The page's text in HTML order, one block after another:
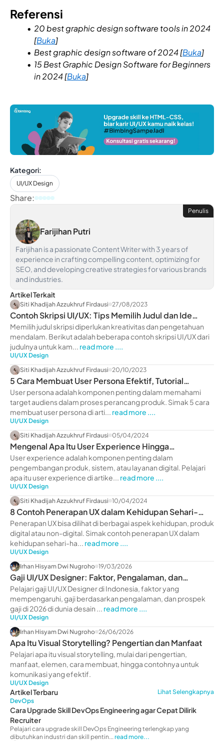
Referensi
20 best graphic design software tools in 2024
[Buka]
Best graphic design software of 2024 [Buka]
15 Best Graphic Design Software for Beginners
in 2024 [Buka]
Kategori:
UI/UX Design
Share:
Penulis
Farijihan Putri
Farijihan is a passionate Content Writer with 3 years of
experience in crafting compelling content, optimizing for
SEO, and developing creative strategies for various brands
and industries.
Artikel Terkait
Siti Khadijah Azzukhruf Firdausi 27/08/2023
Contoh Skripsi UI/UX: Tips Memilih Judul dan Ide
Menarik
Memilih judul skripsi diperlukan kreativitas dan pengetahuan
mendalam. Berikut adalah beberapa contoh skripsi UI/UX dari
judulnya untuk kam... read more ....
UI/UX Design
Siti Khadijah Azzukhruf Firdausi 20/10/2023
5 Cara Membuat User Persona Efektif, Tutorial
Terlengkap!
User persona adalah komponen penting dalam memahami
target audiens dalam proses perancang produk. Simak 5 cara
membuat user persona di arti... read more ....
UI/UX Design
Siti Khadijah Azzukhruf Firdausi 05/04/2024
Mengenal Apa Itu User Experience Hingga
Contohnya, Yuk Liat!
User experience adalah komponen penting dalam
pengembangan produk, sistem, atau layanan digital. Pelajari
apa itu user experience di artike... read more ....
UI/UX Design
Siti Khadijah Azzukhruf Firdausi 10/04/2024
8 Contoh Penerapan UX dalam Kehidupan Sehari-
Hari, Yuk Liat!
Penerapan UX bisa dilihat di berbagai aspek kehidupan, produk
digital atau non-digital. Simak contoh penerapan UX dalam
kehidupan sehari-ha... read more ....
UI/UX Design
Irhan Hisyam Dwi Nugroho 19/03/2026
Gaji UI/UX Designer: Faktor, Pengalaman, dan
Prospek 2026
Pelajari gaji UI/UX Designer di Indonesia, faktor yang
mempengaruhi, gaji berdasarkan pengalaman, dan prospek
gaji di 2026 di dunia desain ... read more ....
UI/UX Design
Irhan Hisyam Dwi Nugroho 26/06/2026
Apa Itu Visual Storytelling? Pengertian dan Manfaat
Pelajari apa itu visual storytelling, mulai dari pengertian,
manfaat, elemen, cara membuat, hingga contohnya untuk
komunikasi yang efektif.
UI/UX Design
Artikel Terbaru
Lihat Selengkapnya
DevOps
Cara Upgrade Skill DevOps Engineering agar Cepat Dilirik
Recruiter
Pelajari cara upgrade skill DevOps Engineering terlengkap yang
dibutuhkan industri dan skill pentin... read more...